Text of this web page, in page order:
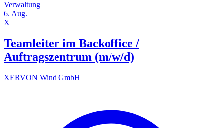
Verwaltung
6. Aug.
X
Teamleiter im Backoffice /
Auftragszentrum (m/w/d)
XERVON Wind GmbH